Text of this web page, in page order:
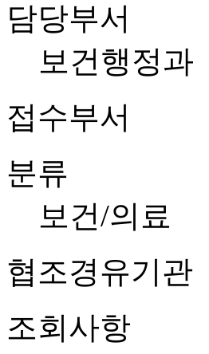
담당부서
보건행정과
접수부서
분류
보건/의료
협조경유기관
조회사항